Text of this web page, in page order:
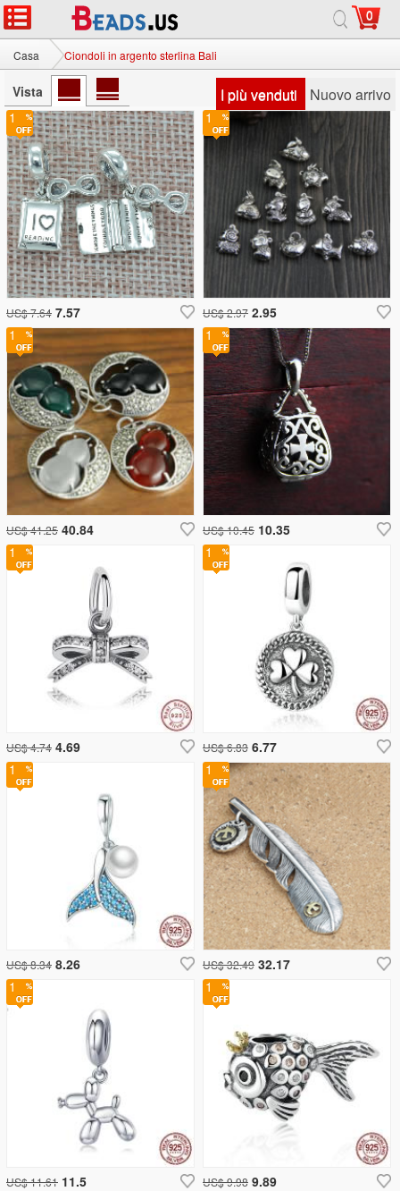
0
Casa Ciondoli in argento sterlina Bali
Vista I più venduti Nuovo arrivo
1
US$ 2.97 2.95
1
US$ 7.64 7.57
1
US$ 41.25 40.84
1
US$ 4.74 4.69
1
US$ 6.83 6.77
1
US$ 9.98 9.89
1
US$ 10.45 10.35
1
US$ 32.49 32.17
1
US$ 11.61 11.5
1
US$ 8.34 8.26